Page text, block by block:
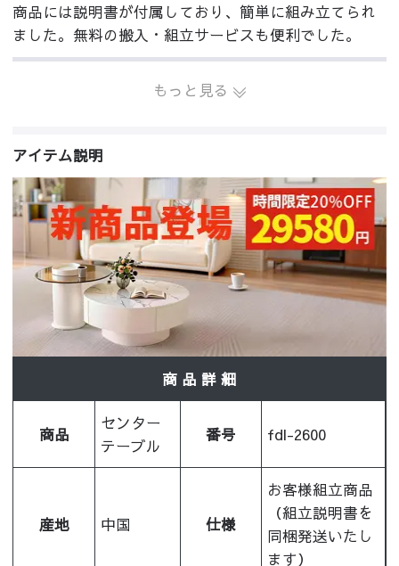
商品には説明書が付属しており、簡単に組み立てられ
ました。無料の搬入・組立サービスも便利でした。
もっと見る
アイテム説明
商 品 詳 細
商品
センター
テーブル
番号 fdl-2600
産地 中国 仕様
お客様組立商品
（組立説明書を
同梱発送いたし
ます）